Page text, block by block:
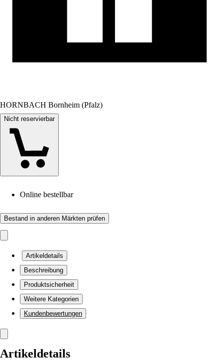
HORNBACH Bornheim (Pfalz)
Nicht reservierbar
Online bestellbar
Bestand in anderen Märkten prüfen
Artikeldetails
Beschreibung
Produktsicherheit
Weitere Kategorien
Kundenbewertungen
Artikeldetails